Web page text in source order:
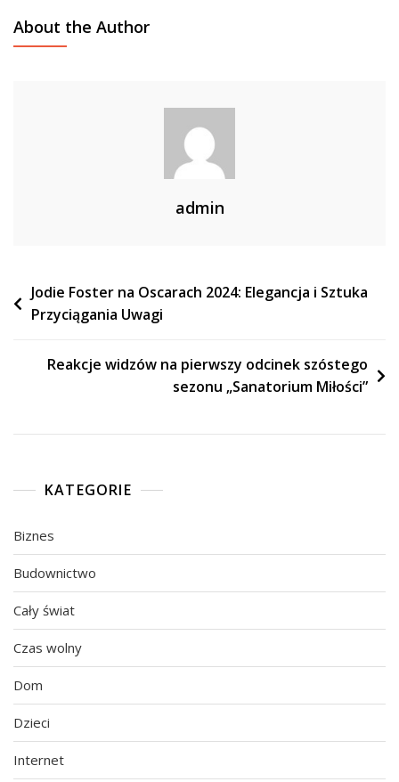
About the Author
admin
Nawigacja
wpisu
Jodie Foster na Oscarach 2024: Elegancja i Sztuka
Przyciągania Uwagi
Reakcje widzów na pierwszy odcinek szóstego
sezonu „Sanatorium Miłości”
KATEGORIE
Biznes
Budownictwo
Cały świat
Czas wolny
Dom
Dzieci
Internet